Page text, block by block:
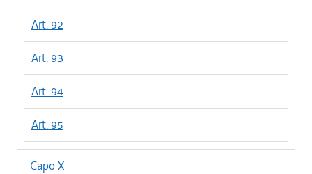
Art. 92
Art. 93
Art. 94
Art. 95
Capo X